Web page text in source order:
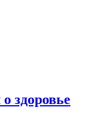
здоровье